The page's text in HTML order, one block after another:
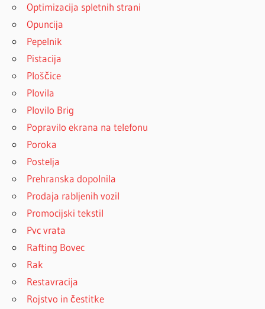
Optimizacija spletnih strani
Opuncija
Pepelnik
Pistacija
Ploščice
Plovila
Plovilo Brig
Popravilo ekrana na telefonu
Poroka
Postelja
Prehranska dopolnila
Prodaja rabljenih vozil
Promocijski tekstil
Pvc vrata
Rafting Bovec
Rak
Restavracija
Rojstvo in čestitke